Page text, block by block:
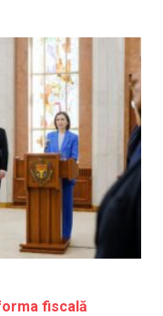
fiscală